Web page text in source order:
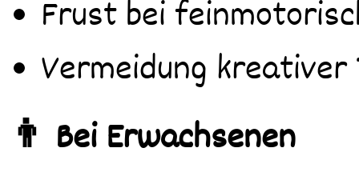
Frust bei
Vermeidung
👨 Bei Erwachsenen